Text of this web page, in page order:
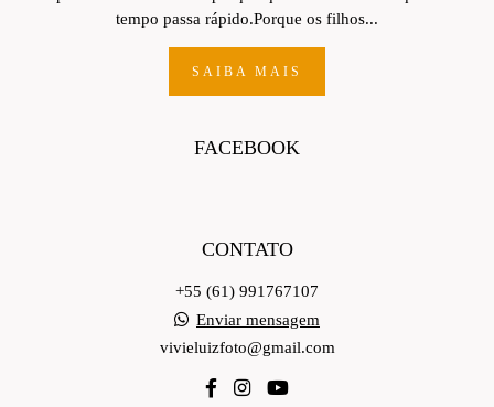
tempo passa rápido.Porque os filhos...
SAIBA MAIS
FACEBOOK
CONTATO
+55 (61) 991767107
Enviar mensagem
vivieluizfoto@gmail.com